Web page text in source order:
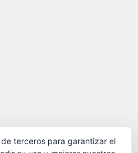
terceros para garantizar el